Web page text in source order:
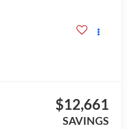
$12,661
SAVINGS